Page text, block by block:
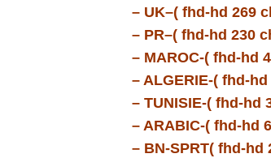
– UK–( fhd-hd 269
– PR–( fhd-hd 230
– MAROC-( fhd-hd
– ALGERIE-( fhd-hd
– TUNISIE-( fhd-hd
– ARABIC-( fhd-hd
– BN-SPRT( fhd-hd